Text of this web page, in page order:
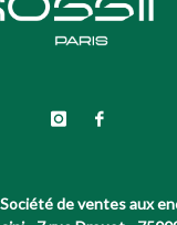
de ventes aux